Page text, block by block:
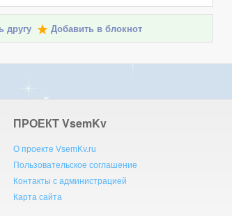
другу Добавить в блокнот
ПРОЕКТ VsemKv
О проекте VsemKv.ru
Пользовательское соглашение
Контакты с администрацией
Карта сайта